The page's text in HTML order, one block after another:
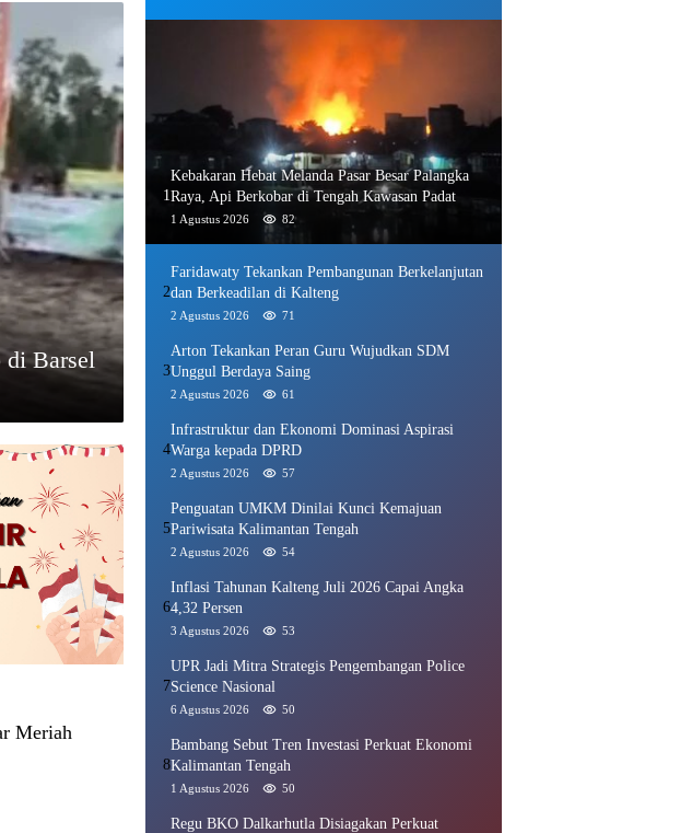
di Barsel
Meriah
1
Kebakaran Hebat Melanda Pasar Besar Palangka
Raya, Api Berkobar di Tengah Kawasan Padat
1 Agustus 2026 82
2
Faridawaty Tekankan Pembangunan Berkelanjutan
dan Berkeadilan di Kalteng
2 Agustus 2026 71
3
Arton Tekankan Peran Guru Wujudkan SDM
Unggul Berdaya Saing
2 Agustus 2026 61
4
Infrastruktur dan Ekonomi Dominasi Aspirasi
Warga kepada DPRD
2 Agustus 2026 57
5
Penguatan UMKM Dinilai Kunci Kemajuan
Pariwisata Kalimantan Tengah
2 Agustus 2026 54
6
Inflasi Tahunan Kalteng Juli 2026 Capai Angka
4,32 Persen
3 Agustus 2026 53
7
UPR Jadi Mitra Strategis Pengembangan Police
Science Nasional
6 Agustus 2026 50
8
Bambang Sebut Tren Investasi Perkuat Ekonomi
Kalimantan Tengah
1 Agustus 2026 50
Regu BKO Dalkarhutla Disiagakan Perkuat